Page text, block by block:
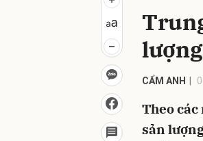
CẨM ANH
Theo
sản